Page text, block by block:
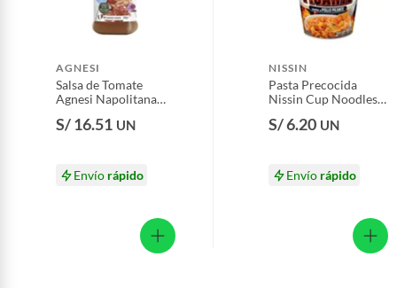
AGNESI
Salsa de Tomate
Agnesi Napolitana
S/ 16.51 UN
Envío rápido
NISSIN
Pasta Precocida
Nissin Cup Noodles
Empaque 68 g
S/ 6.20 UN
Envío rápido